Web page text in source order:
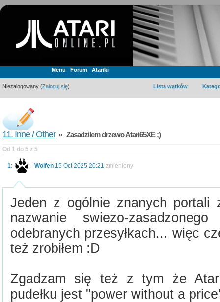
Menu Forum Atariki
Niezalogowany (Zaloguj się) Lista wątków
11. Inne / Other» Zasadzilem drzewo Atari65XE ;)
Od 1 do 5 z 5
1: Wolfen 15 Oct 2025 20:21 zmieniony
Jeden z ogólnie znanych portali
nazwanie swiezo-
odebranych przesyłkach... więc
też zrobiłem :D
Zgadzam się też z tym że
pudełku jest "power without a